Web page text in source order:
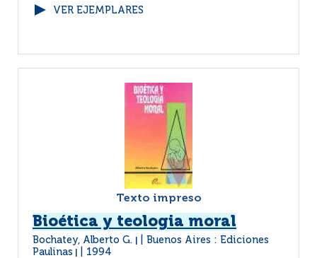
VER EJEMPLARES
Texto impreso
Bioética y teologia moral
Bochatey, Alberto G.
Buenos Aires : Ediciones
Paulinas
1994